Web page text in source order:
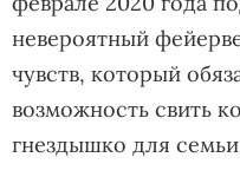
невероятный
чувств, который
возможность свить
гнездышко для